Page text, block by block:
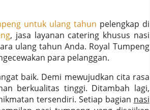
untuk ulang tahun pelengkap di
, jasa layanan catering khusus nasi
ulang tahun Anda. Royal Tumpeng
para pelanggan.
baik. Demi mewujudkan cita rasa
berkualitas tinggi. Ditambah lagi,
tersendiri. Setiap bagian nasi